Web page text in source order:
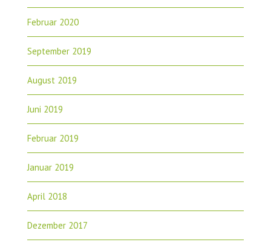
Februar 2020
September 2019
August 2019
Juni 2019
Februar 2019
Januar 2019
April 2018
Dezember 2017